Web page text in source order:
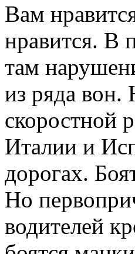
Вам
нравится. В
там
из ряда вон.
скоростной
Италии и
дорогах.
Но
водителей